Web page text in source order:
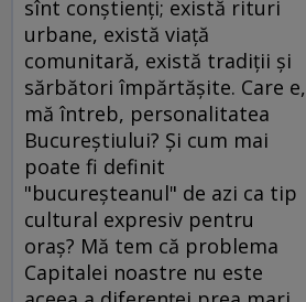
sînt conştienţi; există rituri
urbane, există viaţă
comunitară, există tradiţii şi
sărbători împărtăşite. Care e,
mă întreb, personalitatea
Bucureştiului? Şi cum mai
poate fi definit
"bucureşteanul" de azi ca tip
cultural expresiv pentru
oraş? Mă tem că problema
Capitalei noastre nu este